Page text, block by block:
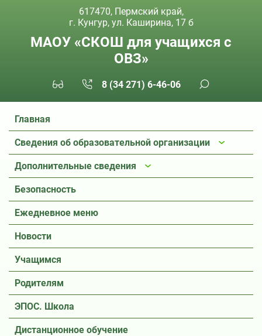
617470, Пермский край,
г. Кунгур, ул. Каширина, 17 б
МАОУ «СКОШ для учащихся с
ОВЗ»
8 (34 271) 6-46-06
Главная
Сведения об образовательной организации
Дополнительные сведения
Безопасность
Ежедневное меню
Новости
Учащимся
Родителям
ЭПОС. Школа
Дистанционное обучение